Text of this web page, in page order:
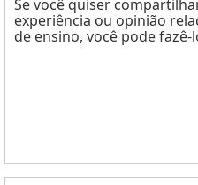
Se você quiser
experiência ou opinião
de ensino, você pode fazê-